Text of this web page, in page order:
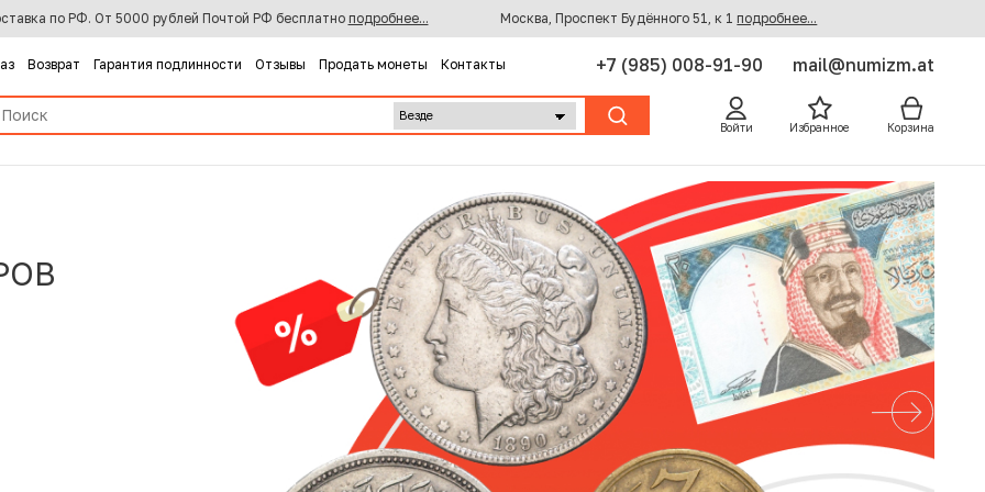
по РФ. От 5000 рублей Почтой РФ бесплатно подробнее... Москва, Проспект Будённого 51, к 1 подробнее...
Возврат Гарантия подлинности Отзывы Продать монеты Контакты +7 (985) 008-91-90 mail@numizm.at
Войти Избранное Корзина